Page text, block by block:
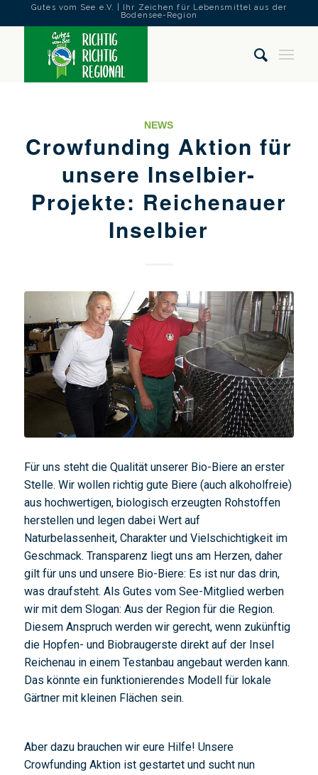
Gutes vom See e.V. | Ihr Zeichen für Lebensmittel aus der
Bodensee-Region
NEWS
Crowfunding Aktion für
unsere Inselbier-
Projekte: Reichenauer
Inselbier
Für uns steht die Qualität unserer Bio-Biere an erster
Stelle. Wir wollen richtig gute Biere (auch alkoholfreie)
aus hochwertigen, biologisch erzeugten Rohstoffen
herstellen und legen dabei Wert auf
Naturbelassenheit, Charakter und Vielschichtigkeit im
Geschmack. Transparenz liegt uns am Herzen, daher
gilt für uns und unsere Bio-Biere: Es ist nur das drin,
was draufsteht. Als Gutes vom See-Mitglied werben
wir mit dem Slogan: Aus der Region für die Region.
Diesem Anspruch werden wir gerecht, wenn zukünftig
die Hopfen- und Biobraugerste direkt auf der Insel
Reichenau in einem Testanbau angebaut werden kann.
Das könnte ein funktionierendes Modell für lokale
Gärtner mit kleinen Flächen sein.
Aber dazu brauchen wir eure Hilfe! Unsere
Crowfunding Aktion ist gestartet und sucht nun